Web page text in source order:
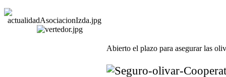
Abierto el plazo para asegurar las